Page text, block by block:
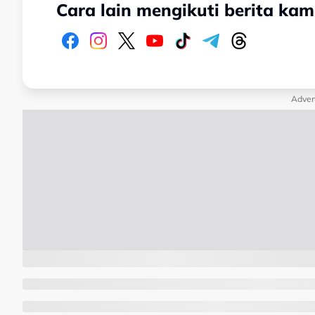
Cara lain mengikuti berita